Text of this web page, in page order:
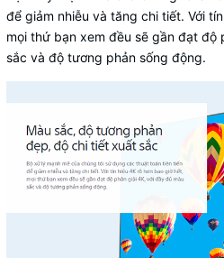
để giảm nhiễu và tăng chi tiết. Với
mọi thứ bạn xem đều sẽ gần đạt độ
sắc và độ tương phản sống động.